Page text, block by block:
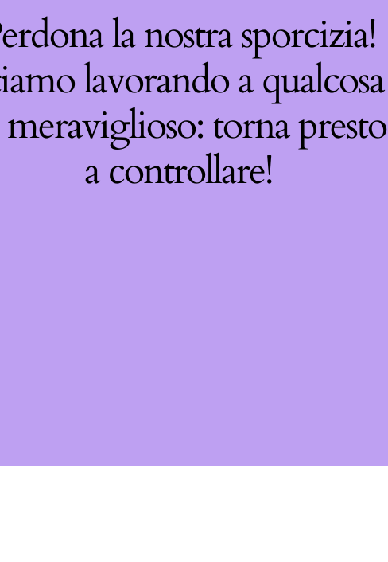
la nostra sporcizia!
lavorando a qualcosa
torna presto
a controllare!